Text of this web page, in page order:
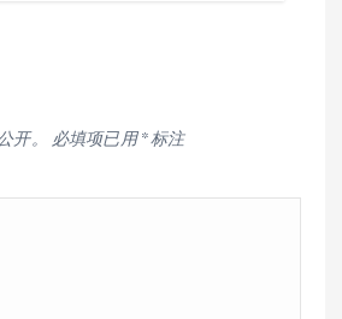
开。 必填项已用*标注